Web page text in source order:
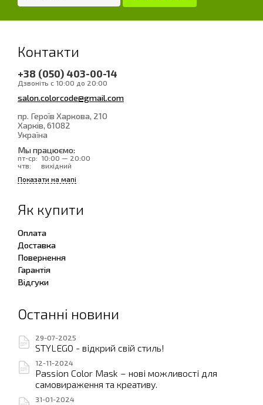
Контакти
+38 (050) 403-00-14
Дзвоніть с 10:00 до 20:00
salon.colorcode@gmail.com
пр. Героїв Харкова, 210
Харків, 61082
Україна
Мы працюємо:
пт-ср: 10:00 — 20:00
чтв:
вихідний
Показати на мапі
Як купити
Оплата
Доставка
Повернення
Гарантія
Відгуки
Останні новини
29-07-2025
STYLEGO - відкрий свій стиль!
12-11-2024
Passion Color Mask – нові можливості для
самовираження та креативу.
31-01-2024